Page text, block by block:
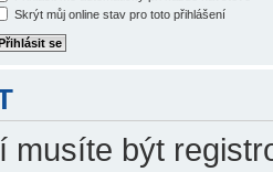
Skrýt můj online stav pro toto přihlášení
musíte být